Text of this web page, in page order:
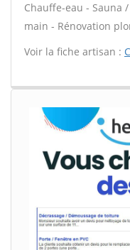
Chauffe-eau - Sauna
main - Rénovation
Voir la fiche artisan :